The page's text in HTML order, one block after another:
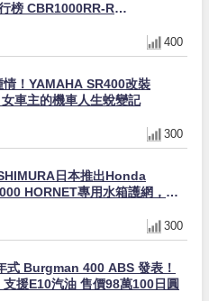
榜 CBR1000RR-R
400
情！YAMAHA SR400改裝
車主的機車人生蛻變記
300
日本推出Honda
HORNET專用水箱護網，六
300
式 Burgman 400 ABS 發表！
援E10汽油 售價98萬100日圓